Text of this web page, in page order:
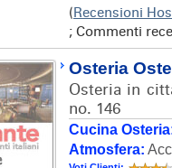
(Recensioni
; Commenti
Osteria
Osteria in
no. 146
Cucina
Atmosfera: